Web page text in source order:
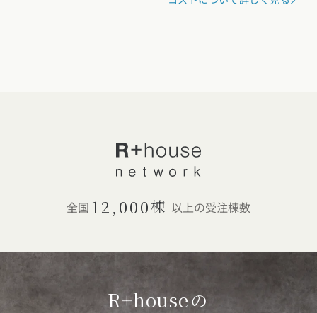
全国 12,000棟 以上の受注棟数
R+houseの